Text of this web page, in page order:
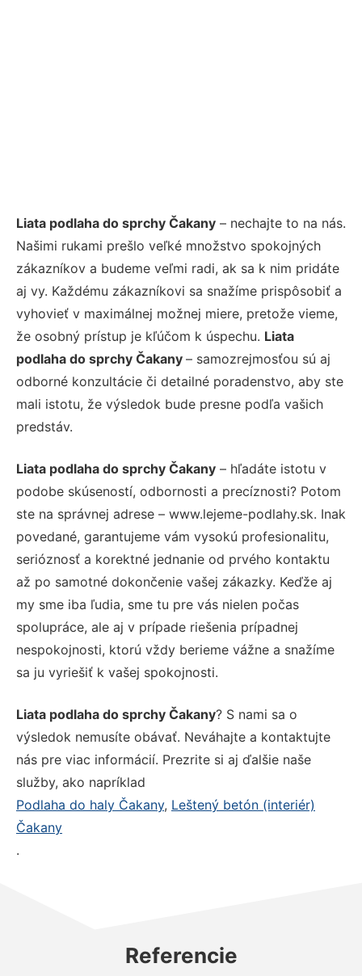
Liata podlaha do sprchy Čakany – nechajte to na nás.
Našimi rukami prešlo veľké množstvo spokojných
zákazníkov a budeme veľmi radi, ak sa k nim pridáte
aj vy. Každému zákazníkovi sa snažíme prispôsobiť a
vyhovieť v maximálnej možnej miere, pretože vieme,
že osobný prístup je kľúčom k úspechu. Liata
podlaha do sprchy Čakany – samozrejmosťou sú aj
odborné konzultácie či detailné poradenstvo, aby ste
mali istotu, že výsledok bude presne podľa vašich
predstáv.
Liata podlaha do sprchy Čakany – hľadáte istotu v
podobe skúseností, odbornosti a precíznosti? Potom
ste na správnej adrese – www.lejeme-podlahy.sk. Inak
povedané, garantujeme vám vysokú profesionalitu,
serióznosť a korektné jednanie od prvého kontaktu
až po samotné dokončenie vašej zákazky. Keďže aj
my sme iba ľudia, sme tu pre vás nielen počas
spolupráce, ale aj v prípade riešenia prípadnej
nespokojnosti, ktorú vždy berieme vážne a snažíme
sa ju vyriešiť k vašej spokojnosti.
Liata podlaha do sprchy Čakany? S nami sa o
výsledok nemusíte obávať. Neváhajte a kontaktujte
nás pre viac informácií. Prezrite si aj ďalšie naše
služby, ako napríklad
Podlaha do haly Čakany, Leštený betón (interiér)
Čakany
.
Referencie